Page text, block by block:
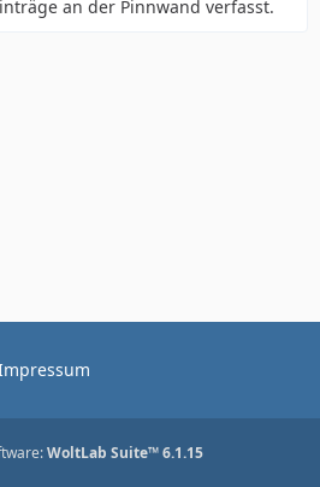
an der Pinnwand verfasst.
WoltLab Suite™ 6.1.15